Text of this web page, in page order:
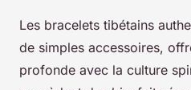
Les bracelets tibétains
de simples accessoires,
profonde avec la culture